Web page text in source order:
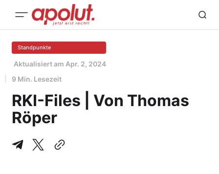
Standpunkte
Aktualisiert am Apr. 2, 2024
9 Min. Lesezeit
RKI-Files | Von Thomas
Röper